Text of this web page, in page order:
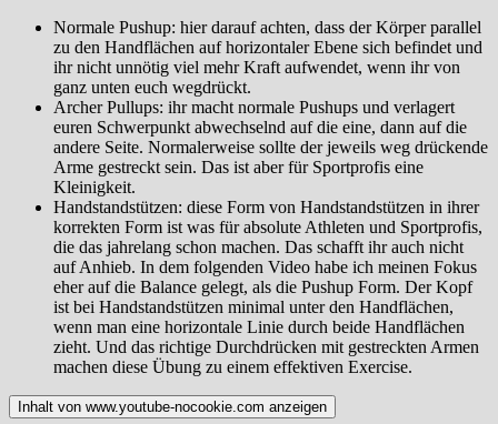
Normale Pushup: hier darauf achten, dass der Körper parallel
zu den Handflächen auf horizontaler Ebene sich befindet und
ihr nicht unnötig viel mehr Kraft aufwendet, wenn ihr von
ganz unten euch wegdrückt.
Archer Pullups: ihr macht normale Pushups und verlagert
euren Schwerpunkt abwechselnd auf die eine, dann auf die
andere Seite. Normalerweise sollte der jeweils weg drückende
Arme gestreckt sein. Das ist aber für Sportprofis eine
Kleinigkeit.
Handstandstützen: diese Form von Handstandstützen in ihrer
korrekten Form ist was für absolute Athleten und Sportprofis,
die das jahrelang schon machen. Das schafft ihr auch nicht
auf Anhieb. In dem folgenden Video habe ich meinen Fokus
eher auf die Balance gelegt, als die Pushup Form. Der Kopf
ist bei Handstandstützen minimal unter den Handflächen,
wenn man eine horizontale Linie durch beide Handflächen
zieht. Und das richtige Durchdrücken mit gestreckten Armen
machen diese Übung zu einem effektiven Exercise.
Inhalt von www.youtube-nocookie.com anzeigen